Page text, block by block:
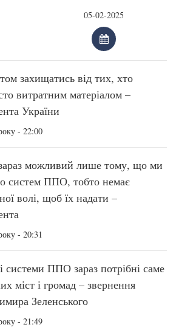
захищатись від тих, хто
витратним матеріалом –
України
- 22:00
можливий лише тому, що ми
систем ППО, тобто немає
волі, щоб їх надати –
- 20:31
системи ППО зараз потрібні саме
міст і громад – звернення
Зеленського
- 21:49